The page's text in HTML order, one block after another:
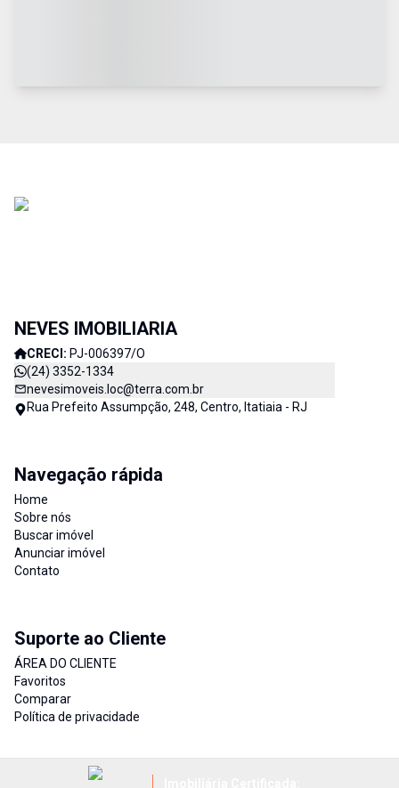
NEVES IMOBILIARIA
CRECI: PJ-006397/O
(24) 3352-1334
nevesimoveis.loc@terra.com.br
Rua Prefeito Assumpção, 248, Centro, Itatiaia - RJ
Navegação rápida
Home
Sobre nós
Buscar imóvel
Anunciar imóvel
Contato
Suporte ao Cliente
ÁREA DO CLIENTE
Favoritos
Comparar
Política de privacidade